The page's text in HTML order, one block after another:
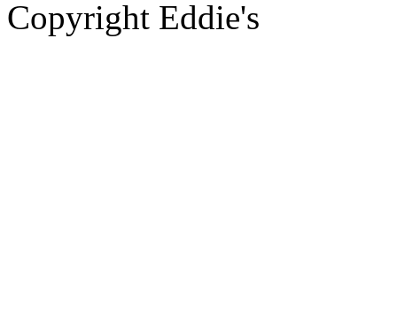
Copyright Eddie's